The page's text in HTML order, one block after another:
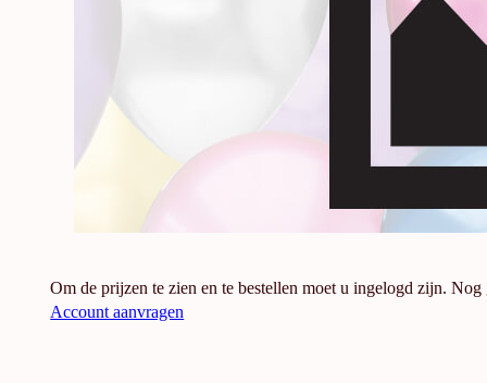
Om de prijzen te zien en te bestellen moet u ingelogd zijn. Nog
Account aanvragen